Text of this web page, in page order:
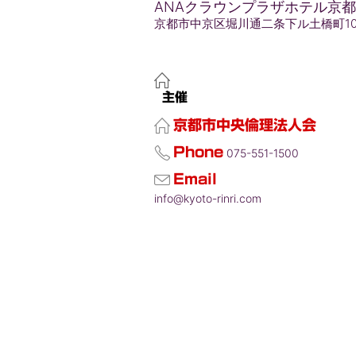
ANAクラウンプラザホテル京都
京都市中京区堀川通二条下ル土橋町
主催
京都市中央倫理法人会
Phone 075-551-1500
Email
info@kyoto-rinri.com